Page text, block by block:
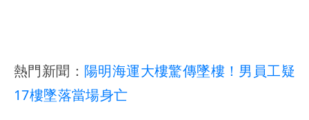
熱門新聞： 陽明海運大樓驚傳墜樓！男員工疑
17樓墜落當場身亡